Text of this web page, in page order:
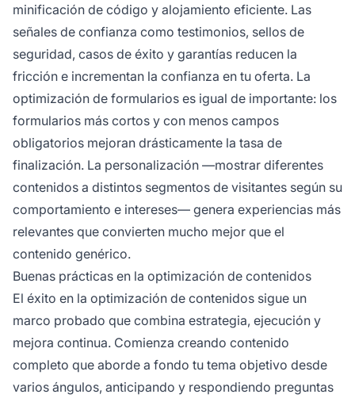
minificación de código y alojamiento eficiente. Las
señales de confianza como testimonios, sellos de
seguridad, casos de éxito y garantías reducen la
fricción e incrementan la confianza en tu oferta. La
optimización de formularios es igual de importante: los
formularios más cortos y con menos campos
obligatorios mejoran drásticamente la tasa de
finalización. La personalización —mostrar diferentes
contenidos a distintos segmentos de visitantes según su
comportamiento e intereses— genera experiencias más
relevantes que convierten mucho mejor que el
contenido genérico.
Buenas prácticas en la optimización de contenidos
El éxito en la optimización de contenidos sigue un
marco probado que combina estrategia, ejecución y
mejora continua. Comienza creando contenido
completo que aborde a fondo tu tema objetivo desde
varios ángulos, anticipando y respondiendo preguntas